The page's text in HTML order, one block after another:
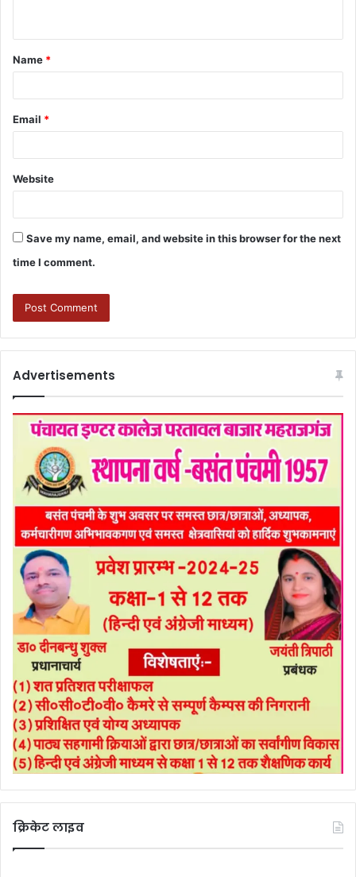
Name *
Email *
Website
Save my name, email, and website in this browser for the next
time I comment.
Advertisements
क्रिकेट लाइव